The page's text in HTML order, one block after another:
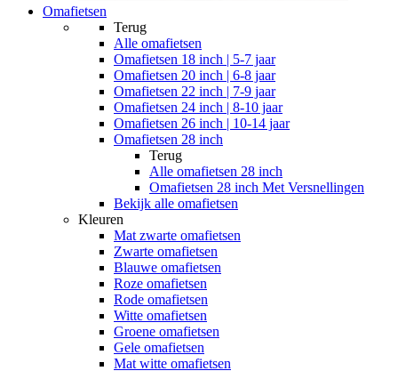
Omafietsen
Terug
Alle omafietsen
Omafietsen 18 inch | 5-7 jaar
Omafietsen 20 inch | 6-8 jaar
Omafietsen 22 inch | 7-9 jaar
Omafietsen 24 inch | 8-10 jaar
Omafietsen 26 inch | 10-14 jaar
Omafietsen 28 inch
Terug
Alle omafietsen 28 inch
Omafietsen 28 inch Met Versnellingen
Bekijk alle omafietsen
Kleuren
Mat zwarte omafietsen
Zwarte omafietsen
Blauwe omafietsen
Roze omafietsen
Rode omafietsen
Witte omafietsen
Groene omafietsen
Gele omafietsen
Mat witte omafietsen